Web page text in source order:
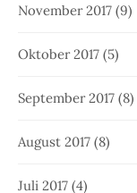
November 2017 (9)
Oktober 2017 (5)
September 2017 (8)
August 2017 (8)
Juli 2017 (4)